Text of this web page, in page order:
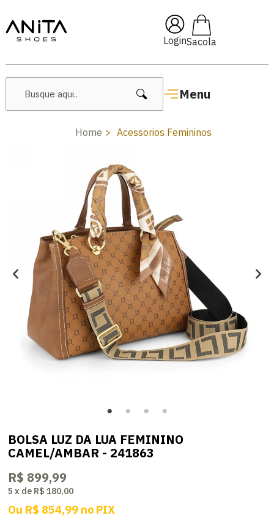
Login
Menu
🔥 Lançamentos Femininos
Home Acessorios Femininos
BOLSA LUZ DA LUA FEMININO
CAMEL/AMBAR - 241863
R$ 899,99
5 x de R$ 180,00
Ou R$ 854,99 no PIX